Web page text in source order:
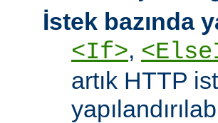
İstek bazında
<If>,
artık HTTP